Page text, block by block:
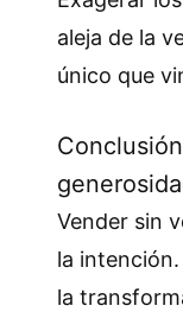
aleja de la
único que
Vender sin
la
la